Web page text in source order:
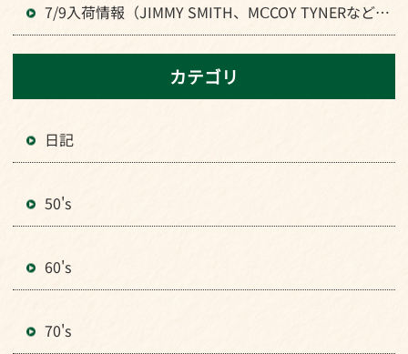
7/9入荷情報（JIMMY SMITH、MⅭCOY TYNERなどJ
AZZの人気LPが入荷）
カテゴリ
日記
50's
60's
70's